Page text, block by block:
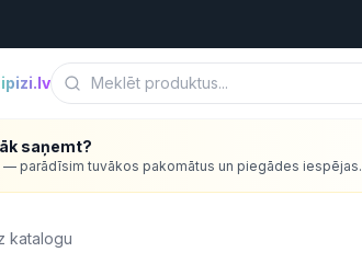
saņemt?
— parādīsim tuvākos pakomātus un piegādes iespējas.
katalogu